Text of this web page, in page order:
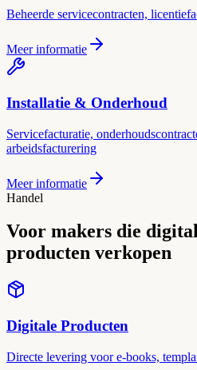
Beheerde servicecontracten,
Meer informatie
Installatie & Onderhoud
Servicefacturatie,
arbeidsfacturering
Meer informatie
Handel
Voor makers die
producten verkopen
Digitale Producten
Directe levering voor e-books,